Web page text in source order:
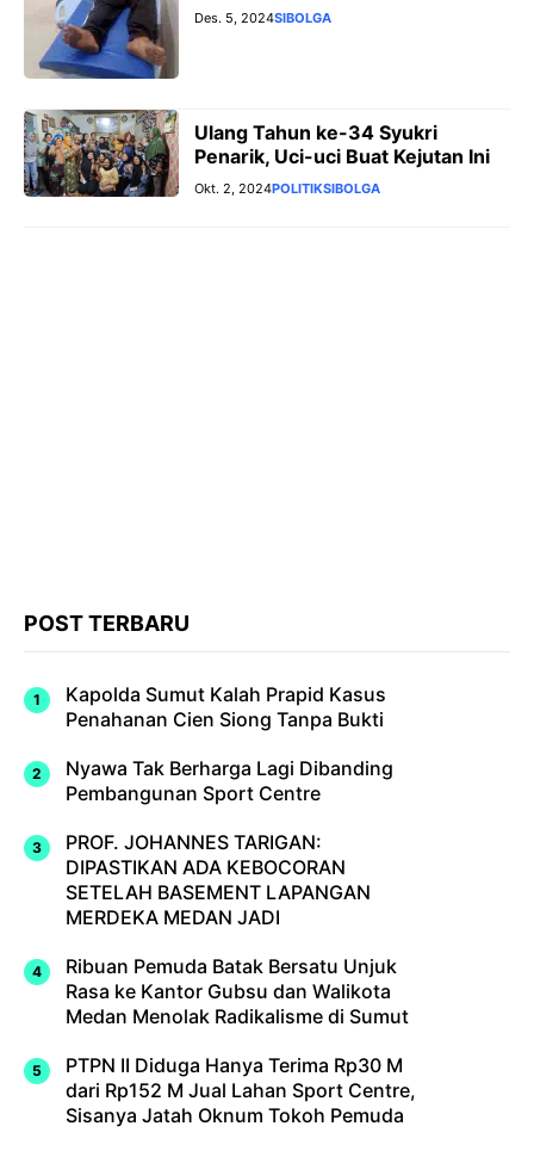
Des. 5, 2024SIBOLGA
Ulang Tahun ke-34 Syukri
Penarik, Uci-uci Buat Kejutan Ini
Okt. 2, 2024POLITIKSIBOLGA
POST TERBARU
Kapolda Sumut Kalah Prapid Kasus
Penahanan Cien Siong Tanpa Bukti
Nyawa Tak Berharga Lagi Dibanding
Pembangunan Sport Centre
PROF. JOHANNES TARIGAN:
DIPASTIKAN ADA KEBOCORAN
SETELAH BASEMENT LAPANGAN
MERDEKA MEDAN JADI
Ribuan Pemuda Batak Bersatu Unjuk
Rasa ke Kantor Gubsu dan Walikota
Medan Menolak Radikalisme di Sumut
PTPN II Diduga Hanya Terima Rp30 M
dari Rp152 M Jual Lahan Sport Centre,
Sisanya Jatah Oknum Tokoh Pemuda